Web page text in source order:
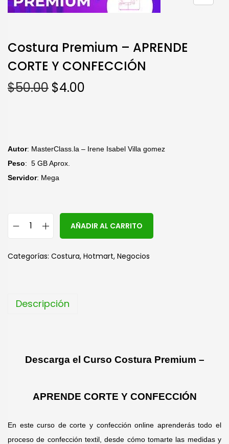
Costura Premium – APRENDE
CORTE Y CONFECCIÓN
$50.00 $4.00
Autor: MasterClass.la – Irene Isabel Villa gomez
Peso: 5 GB Aprox.
Servidor: Mega
AÑADIR AL CARRITO
e
Categorías: Costura, Hotmart, Negocios
Descripción
Descarga el Curso Costura Premium –
APRENDE CORTE Y CONFECCIÓN
En este curso de corte y confección online aprenderás todo el
proceso de confección textil, desde cómo tomarte las medidas y